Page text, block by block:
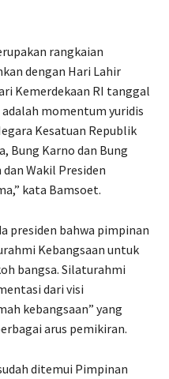
rangkaian
dengan Hari Lahir
Kemerdekaan RI tanggal
adalah momentum yuridis
Kesatuan Republik
Bung Karno dan Bung
Wakil Presiden
kata Bamsoet.
presiden bahwa pimpinan
Kebangsaan untuk
bangsa. Silaturahmi
dari visi
kebangsaan” yang
arus pemikiran.
ditemui Pimpinan